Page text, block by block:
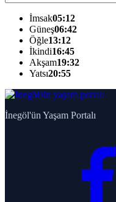
İmsak05:12
Güneş06:42
Öğle13:12
İkindi16:45
Akşam19:32
Yatsı20:55
İnegöl'ün Yaşam Portalı